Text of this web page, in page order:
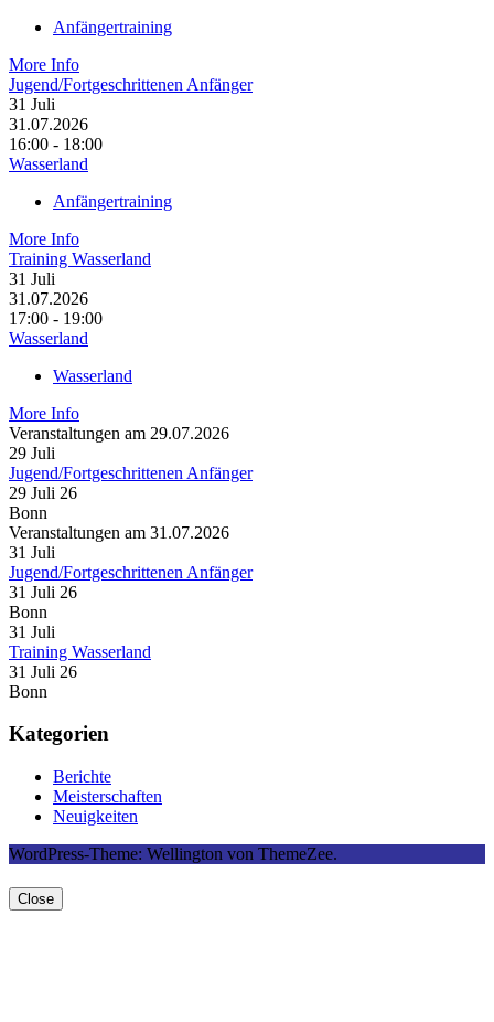
Anfängertraining
More Info
Jugend/Fortgeschrittenen Anfänger
31 Juli
31.07.2026
16:00 - 18:00
Wasserland
Anfängertraining
More Info
Training Wasserland
31 Juli
31.07.2026
17:00 - 19:00
Wasserland
Wasserland
More Info
Veranstaltungen am 29.07.2026
29 Juli
Jugend/Fortgeschrittenen Anfänger
29 Juli 26
Bonn
Veranstaltungen am 31.07.2026
31 Juli
Jugend/Fortgeschrittenen Anfänger
31 Juli 26
Bonn
31 Juli
Training Wasserland
31 Juli 26
Bonn
Kategorien
Berichte
Meisterschaften
Neuigkeiten
WordPress-Theme: Wellington von ThemeZee.
Close